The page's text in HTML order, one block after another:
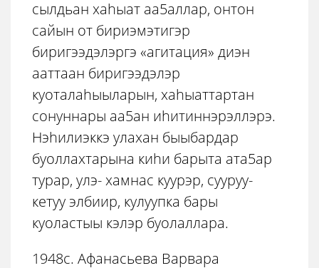
сылдьан хаhыат аа5аллар, онтон
сайын от бириэмэтигэр
биригээдэлэргэ «агитация» диэн
ааттаан биригээдэлэр
куоталаhыыларын, хаhыаттартан
сонуннары аа5ан иhитиннэрэллэрэ.
Нэhилиэккэ улахан быыбардар
буоллахтарына киhи барыта ата5ар
турар, улэ- хамнас куурэр, сууруу-
кетуу элбиир, кулуупка бары
куоластыы кэлэр буолаллара.
1948с. Афанасьева Варвара